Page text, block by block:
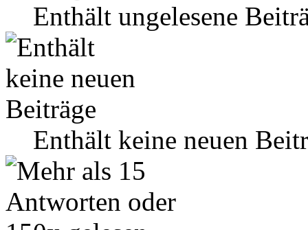
Enthält ungelesene
Enthält keine neuen